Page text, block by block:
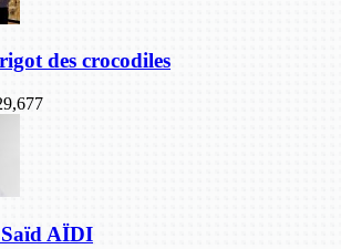
des crocodiles
AÏDI